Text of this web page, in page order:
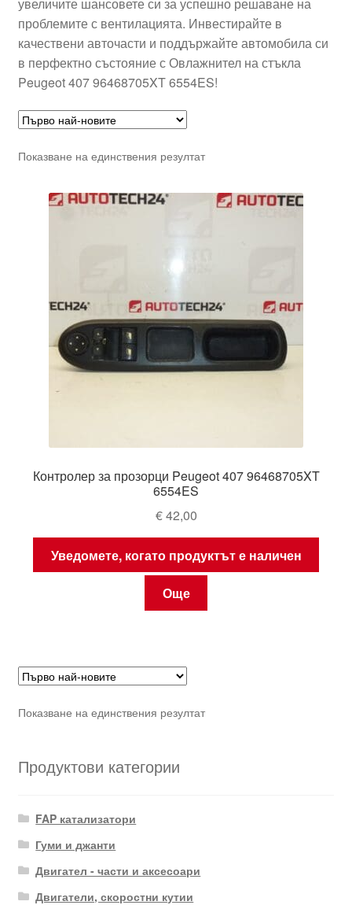
увеличите шансовете си за успешно решаване на
проблемите с вентилацията. Инвестирайте в
качествени авточасти и поддържайте автомобила си
в перфектно състояние с Овлажнител на стъкла
Peugeot 407 96468705XT 6554ES!
Показване на единствения резултат
Контролер за прозорци Peugeot 407 96468705XT
6554ES
€42,00
Уведомете, когато продуктът е наличен
Още
Показване на единствения резултат
Продуктови категории
FAP катализатори
Гуми и джанти
Двигател - части и аксесоари
Двигатели, скоростни кутии